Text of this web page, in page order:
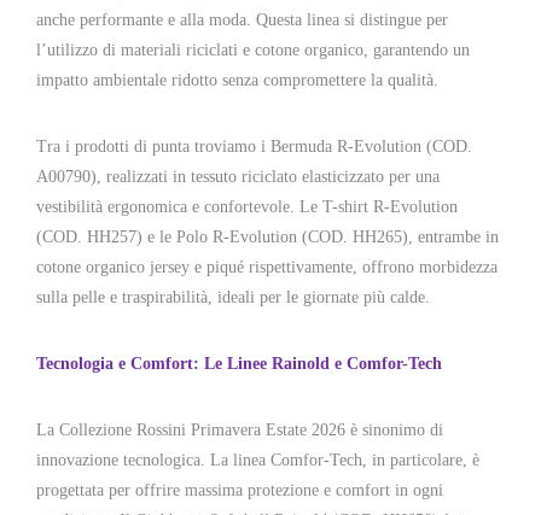
anche performante e alla moda. Questa linea si distingue per
l’utilizzo di materiali riciclati e cotone organico, garantendo un
impatto ambientale ridotto senza compromettere la qualità.
Tra i prodotti di punta troviamo i Bermuda R-Evolution (COD.
A00790), realizzati in tessuto riciclato elasticizzato per una
vestibilità ergonomica e confortevole. Le T-shirt R-Evolution
(COD. HH257) e le Polo R-Evolution (COD. HH265), entrambe in
cotone organico jersey e piqué rispettivamente, offrono morbidezza
sulla pelle e traspirabilità, ideali per le giornate più calde.
Tecnologia e Comfort: Le Linee Rainold e Comfor-Tech
La Collezione Rossini Primavera Estate 2026 è sinonimo di
innovazione tecnologica. La linea Comfor-Tech, in particolare, è
progettata per offrire massima protezione e comfort in ogni